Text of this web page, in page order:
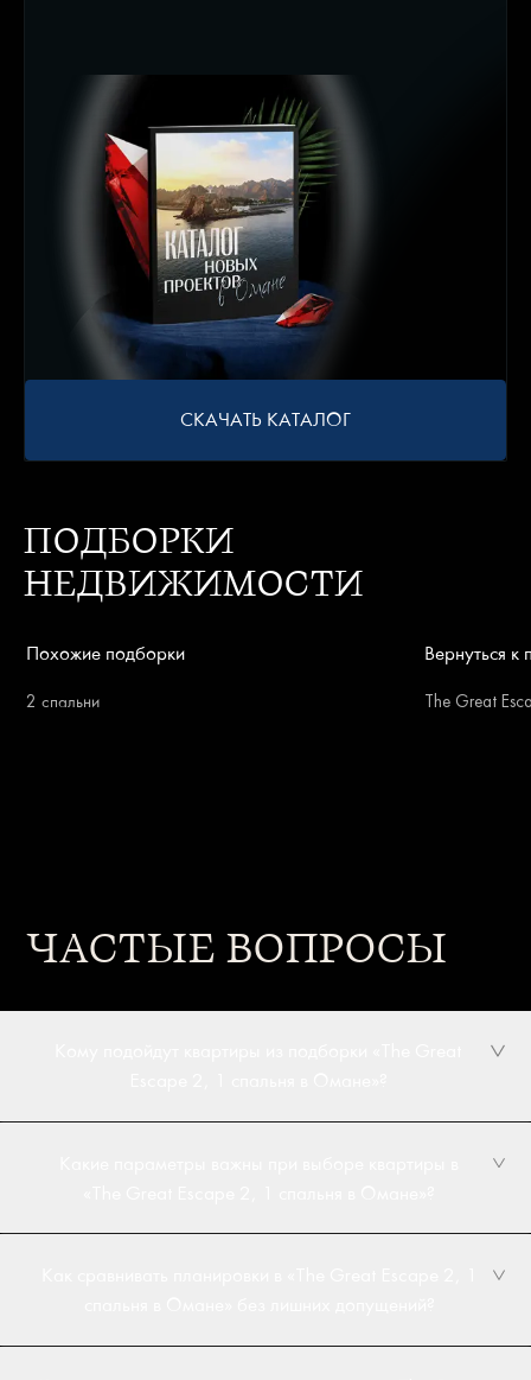
СКАЧАТЬ КАТАЛОГ
ПОДБОРКИ
НЕДВИЖИМОСТИ
Похожие подборки
2 спальни
Вернуться к
The Great
ЧАСТЫЕ ВОПРОСЫ